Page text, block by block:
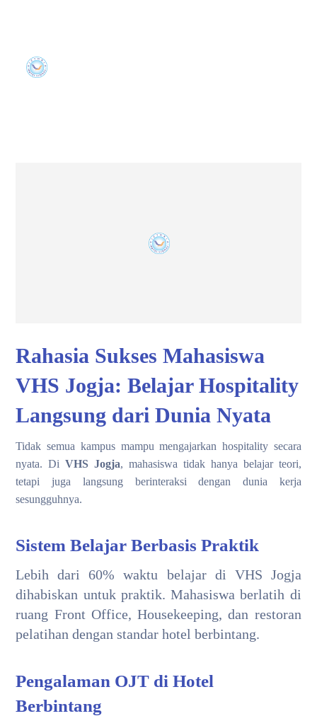
Rahasia Sukses Mahasiswa
VHS Jogja: Belajar Hospitality
Langsung dari Dunia Nyata
Tidak semua kampus mampu mengajarkan hospitality secara
nyata. DiVHS Jogja, mahasiswa tidak hanya belajar teori,
tetapi juga langsung berinteraksi dengan dunia kerja
sesungguhnya.
Sistem Belajar Berbasis Praktik
Lebih dari 60% waktu belajar di VHS Jogja
dihabiskan untuk praktik. Mahasiswa berlatih di
ruang Front Office, Housekeeping, dan restoran
pelatihan dengan standar hotel berbintang.
Pengalaman OJT di Hotel
Berbintang